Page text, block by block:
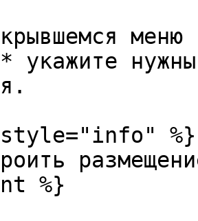
меню
укажите
%}
%}